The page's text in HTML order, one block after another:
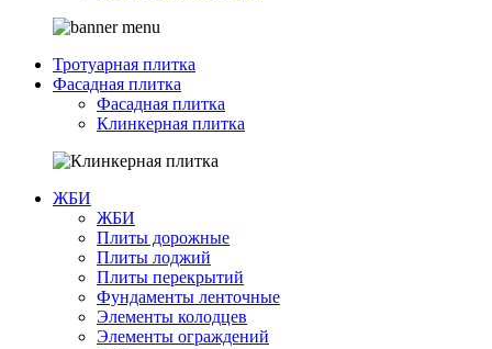
Тротуарная плитка
Фасадная плитка
Фасадная плитка
Клинкерная плитка
ЖБИ
ЖБИ
Плиты дорожные
Плиты лоджий
Плиты перекрытий
Фундаменты ленточные
Элементы колодцев
Элементы ограждений